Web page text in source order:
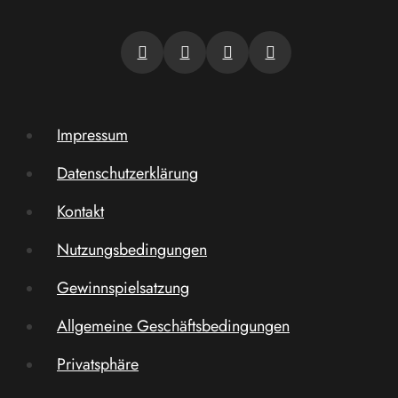
Impressum
Datenschutzerklärung
Kontakt
Nutzungsbedingungen
Gewinnspielsatzung
Allgemeine Geschäftsbedingungen
Privatsphäre